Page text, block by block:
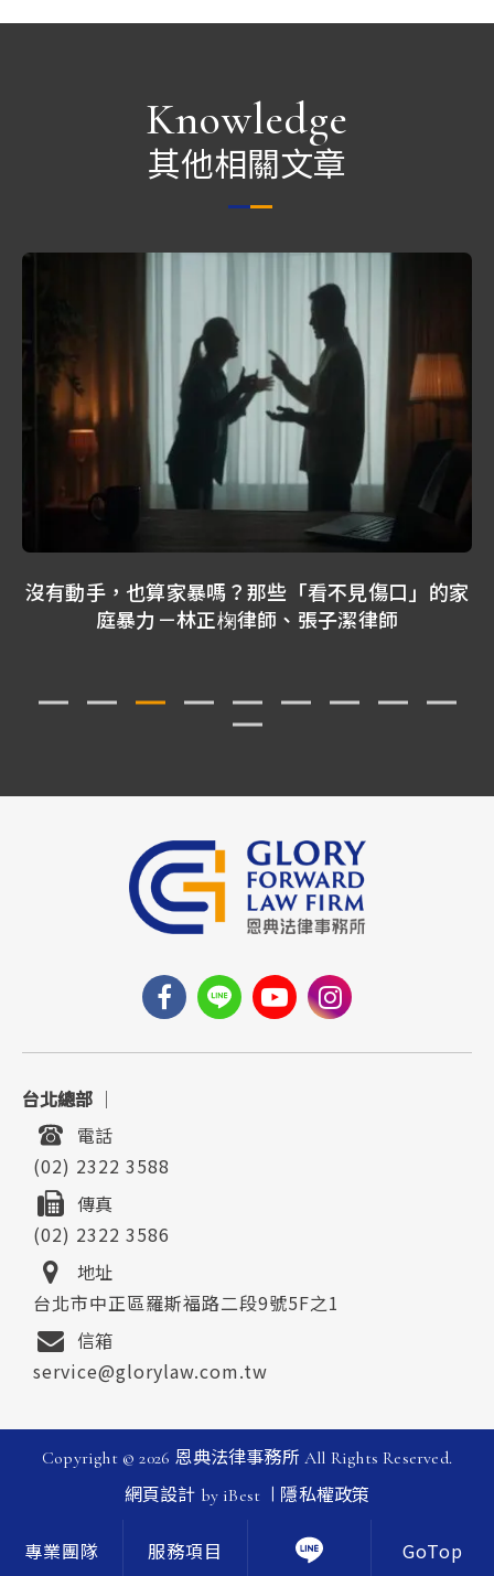
Knowledge
其他相關文章
沒有動手，也算家暴嗎？那些「看不見傷口」的家
庭暴力－林正椈律師、張子潔律師
台北總部 ｜
地址
台北市中正區羅斯福路二段9號5F之1
電話
(02) 2322 3588
傳真
(02) 2322 3586
信箱
service@glorylaw.com.tw
Copyright © 2026 恩典法律事務所 All Rights Reserved.
網頁設計 by iBest | 隱私權政策
專業團隊 服務項目 GoTop